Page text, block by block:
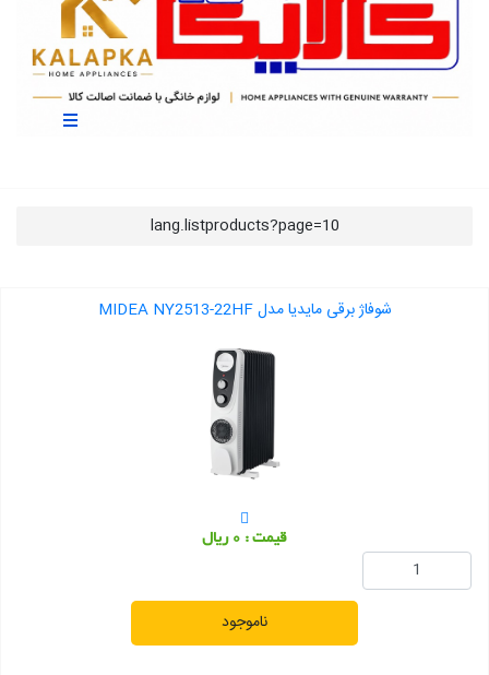
lang.listproducts?page=10
شوفاژ برقی مایدیا مدل MIDEA NY2513-22HF
قیمت : 0 ریال
ناموجود